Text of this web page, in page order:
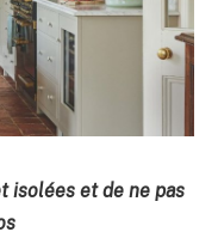
isolées et de ne pas